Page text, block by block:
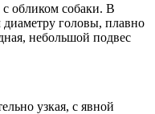
обликом собаки. В
головы, плавно
небольшой подвес
узкая, с явной